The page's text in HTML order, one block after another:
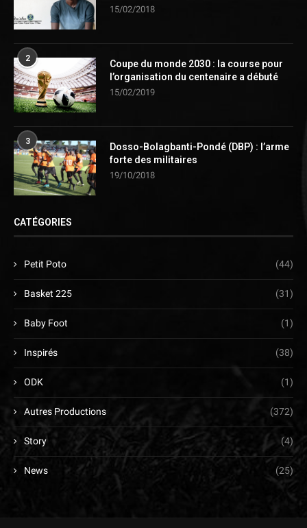
15/02/2018
2
Coupe du monde 2030 : la course pour
l’organisation du centenaire a débuté
15/02/2019
3
Dosso-Bolagbanti-Pondé (DBP) : l’arme
forte des militaires
19/10/2018
CATÉGORIES
Petit Poto (44)
Basket 225 (31)
Baby Foot (1)
Inspirés (38)
ODK (1)
Autres Productions (372)
Story (4)
News (25)